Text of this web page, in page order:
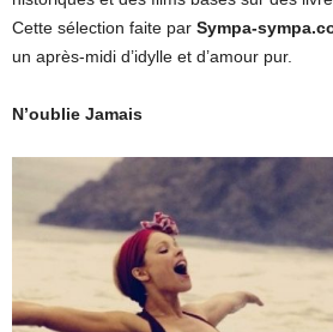
Cette sélection faite par Sympa-
un après-midi d’idylle et d’amour pur.
N’oublie Jamais